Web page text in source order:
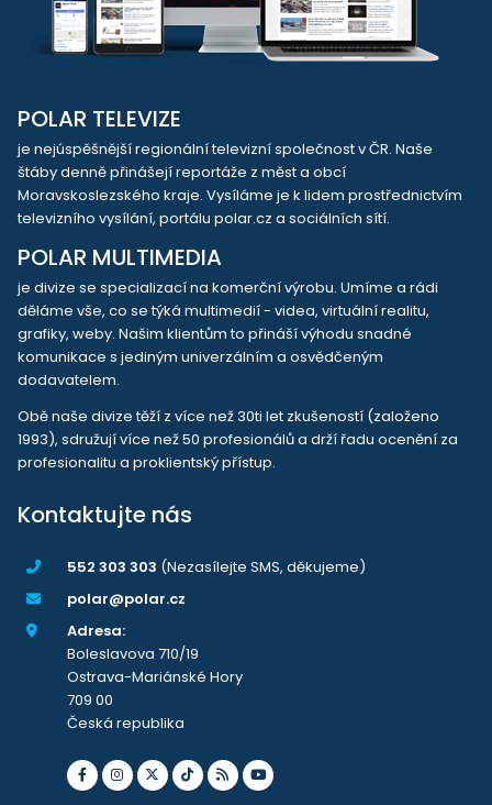
POLAR TELEVIZE
je nejúspěšnější regionální televizní společnost v ČR. Naše
štáby denně přinášejí reportáže z měst a obcí
Moravskoslezského kraje. Vysíláme je k lidem prostřednictvím
televizního vysílání, portálu polar.cz a sociálních sítí.
POLAR MULTIMEDIA
je divize se specializací na komerční výrobu. Umíme a rádi
děláme vše, co se týká multimedií - videa, virtuální realitu,
grafiky, weby. Našim klientům to přináší výhodu snadné
komunikace s jediným univerzálním a osvědčeným
dodavatelem.
Obě naše divize těží z více než 30ti let zkušeností (založeno
1993), sdružují více než 50 profesionálů a drží řadu ocenění za
profesionalitu a proklientský přístup.
Kontaktujte nás
552 303 303 (Nezasílejte SMS, děkujeme)
polar@polar.cz
Adresa:
Boleslavova 710/19
Ostrava-Mariánské Hory
709 00
Česká republika